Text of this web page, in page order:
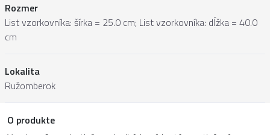
Rozmer
List vzorkovníka: šírka = 25.0 cm; List vzorkovníka: dĺžka = 40.0
cm
Lokalita
Ružomberok
O produkte